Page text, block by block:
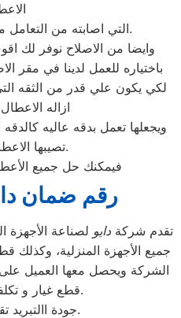
التي اصابته من التعامل معه بطريقه غير صحيحه.
وايضا من الاصلاح نوفر لك
باختياره للعمل لدينا في مقر
لكي يكون علي قدر من الثقه
ازاله
ويجعلها تعمل بدقه عاليه
تصيبها الاعطال المختلفه.
فيمكنك حل جميع
رقم ضمان
تقدم شركة دايو لصناعة الأجهزة
جميع الأجهزة المنزلية، وكذلك
الشركة ويحصل معها العميل
قطع غيار و تكلفة اصلاح عالية.
جودة االتبريد تقل في الصيف.